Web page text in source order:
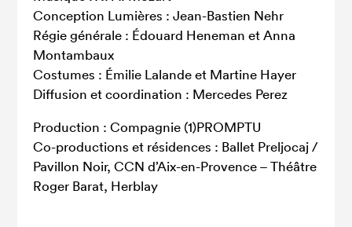
Conception Lumières : Jean-Bastien Nehr
Régie générale : Édouard Heneman et Anna
Montambaux
Costumes : Émilie Lalande et Martine Hayer
Diffusion et coordination : Mercedes Perez
Production : Compagnie (1)PROMPTU
Co-productions et résidences : Ballet Preljocaj /
Pavillon Noir, CCN d’Aix-en-Provence – Théâtre
Roger Barat, Herblay